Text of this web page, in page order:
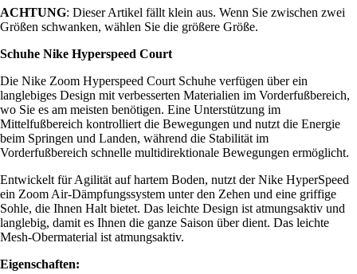
ACHTUNG: Dieser Artikel fällt klein aus. Wenn Sie zwischen zwei
Größen schwanken, wählen Sie die größere Größe.
Schuhe Nike Hyperspeed Court
Die Nike Zoom Hyperspeed Court Schuhe verfügen über ein
langlebiges Design mit verbesserten Materialien im Vorderfußbereich,
wo Sie es am meisten benötigen. Eine Unterstützung im
Mittelfußbereich kontrolliert die Bewegungen und nutzt die Energie
beim Springen und Landen, während die Stabilität im
Vorderfußbereich schnelle multidirektionale Bewegungen ermöglicht.
Entwickelt für Agilität auf hartem Boden, nutzt der Nike HyperSpeed
ein Zoom Air-Dämpfungssystem unter den Zehen und eine griffige
Sohle, die Ihnen Halt bietet. Das leichte Design ist atmungsaktiv und
langlebig, damit es Ihnen die ganze Saison über dient. Das leichte
Mesh-Obermaterial ist atmungsaktiv.
Eigenschaften: